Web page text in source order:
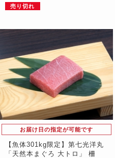
売り切れ
お届け日の指定が可能です
【魚体301kg限定】第七光洋丸
「天然本まぐろ 大トロ」 柵